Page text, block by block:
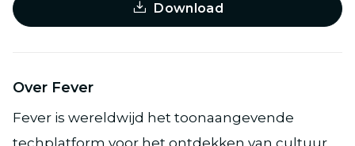
Download
Over Fever
Fever is wereldwijd het toonaangevende